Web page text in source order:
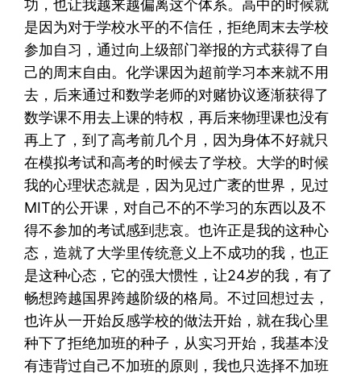
功，也让我越来越偏离这个体系。高中的时候就
是因为对于学校水平的不信任，拒绝周末去学校
参加自习，通过向上级部门举报的方式获得了自
己的周末自由。化学课因为超前学习本来就不用
去，后来通过和数学老师的对赌协议逐渐获得了
数学课不用去上课的特权，再后来物理课也没有
再上了，到了高考前几个月，因为身体不好就只
在模拟考试和高考的时候去了学校。大学的时候
我的心理状态就是，因为见过广袤的世界，见过
MIT的公开课，对自己不的不学习的东西以及不
得不参加的考试感到悲哀。也许正是我的这种心
态，造就了大学里传统意义上不成功的我，也正
是这种心态，它的强大惯性，让24岁的我，有了
畅想跨越国界跨越阶级的格局。不过回想过去，
也许从一开始反感学校的做法开始，就在我心里
种下了拒绝加班的种子，从实习开始，我基本没
有违背过自己不加班的原则，我也只选择不加班